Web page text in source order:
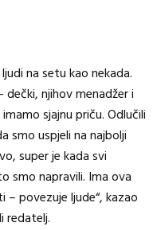
na setu kao nekada.
njihov menadžer i
sjajnu priču. Odlučili
smo uspjeli na najbolji
super je kada svi
smo napravili. Ima ova
– povezuje ljude“, kazao
redatelj.